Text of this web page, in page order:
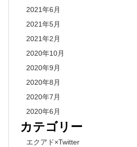
2021年6月
2021年5月
2021年2月
2020年10月
2020年9月
2020年8月
2020年7月
2020年6月
カテゴリー
エクアド×Twitter